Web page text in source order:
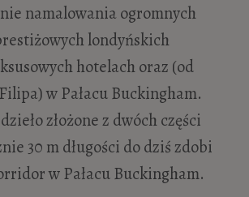
namalowania ogromnych
londyńskich
hotelach oraz (od
w Pałacu Buckingham.
złożone z dwóch części
30 m długości do dziś zdobi
w Pałacu Buckingham.